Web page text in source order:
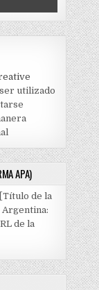
utilizado
APA)
de la
Argentina:
de la